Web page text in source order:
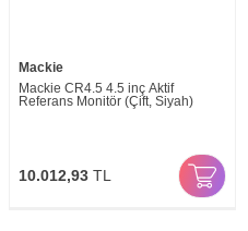
Mackie
Mackie CR4.5 4.5 inç Aktif
Referans Monitör (Çift, Siyah)
10.012,93 TL